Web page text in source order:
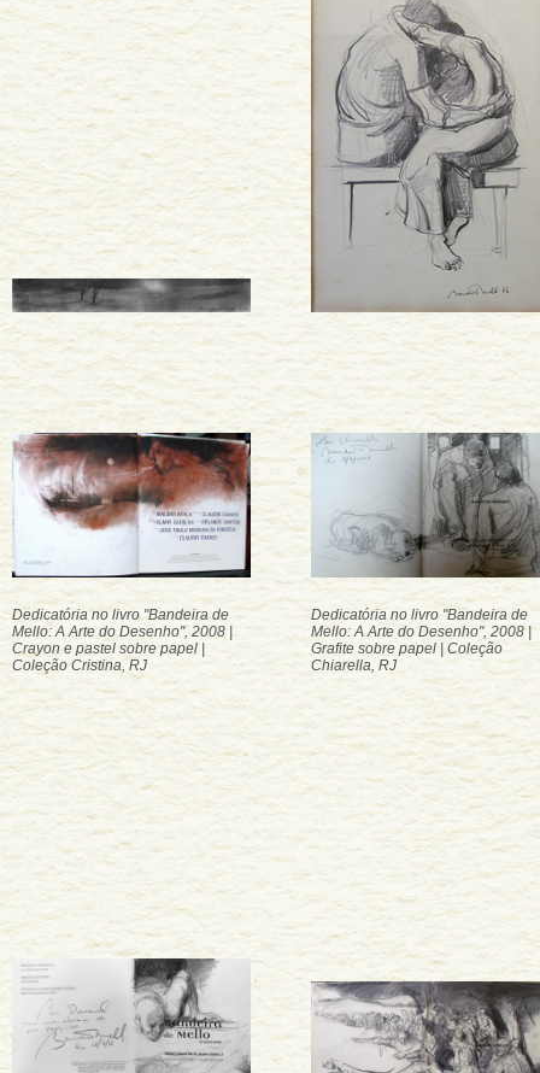
Dedicatória no livro "Bandeira de
Mello: A Arte do Desenho", 2008 |
Crayon e pastel sobre papel |
Coleção Cristina, RJ
Dedicatória no livro "Bandeira de
Mello: A Arte do Desenho", 2008 |
Grafite sobre papel | Coleção
Chiarella, RJ